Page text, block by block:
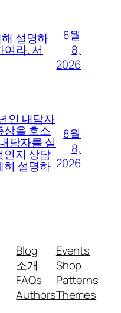
설명하
라. 서
8월
8,
2026
인 내담자
상을 호소
담자를 실
인지 상담
히 설명하
8월
8,
2026
Blog
소개
FAQs
Authors
Events
Shop
Patterns
Themes